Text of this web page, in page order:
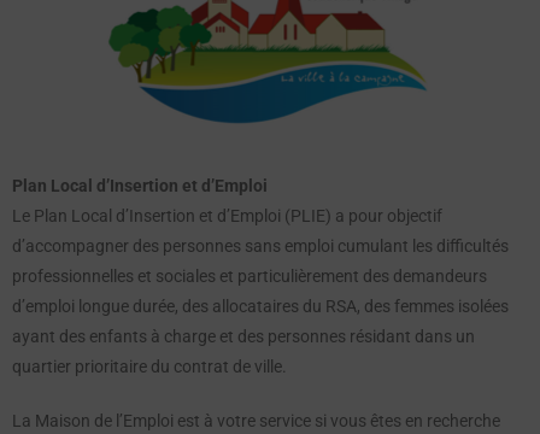
Plan Local d’Insertion et d’Emploi
Le Plan Local d’Insertion et d’Emploi (PLIE) a pour objectif
d’accompagner des personnes sans emploi cumulant les difficultés
professionnelles et sociales et particulièrement des demandeurs
d’emploi longue durée, des allocataires du RSA, des femmes isolées
ayant des enfants à charge et des personnes résidant dans un
quartier prioritaire du contrat de ville.
La Maison de l’Emploi est à votre service si vous êtes en recherche